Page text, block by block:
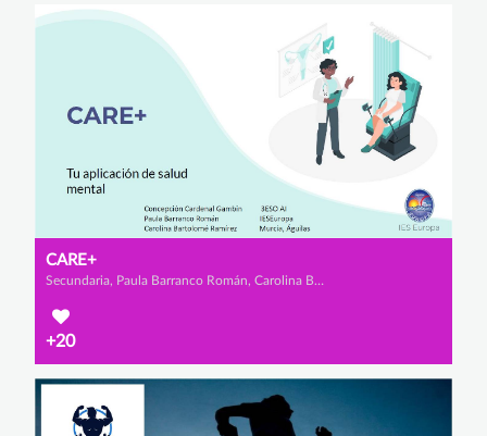
CARE+
Secundaria, Paula Barranco Román, Carolina Bartolomé Ramírez y Concepción Cardenal Gambin
+20